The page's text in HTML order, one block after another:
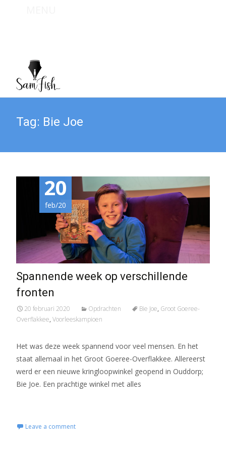
Tag: Bie Joe
20
feb/20
Spannende week op verschillende
fronten
20 februari 2020 Opdrachten Bie Joe, Groot Goeree-
Overflakkee, Voorleeskampioen
Het was deze week spannend voor veel mensen. En het
staat allemaal in het Groot Goeree-Overflakkee. Allereerst
werd er een nieuwe kringloopwinkel geopend in Ouddorp;
Bie Joe. Een prachtige winkel met alles
Leave a comment